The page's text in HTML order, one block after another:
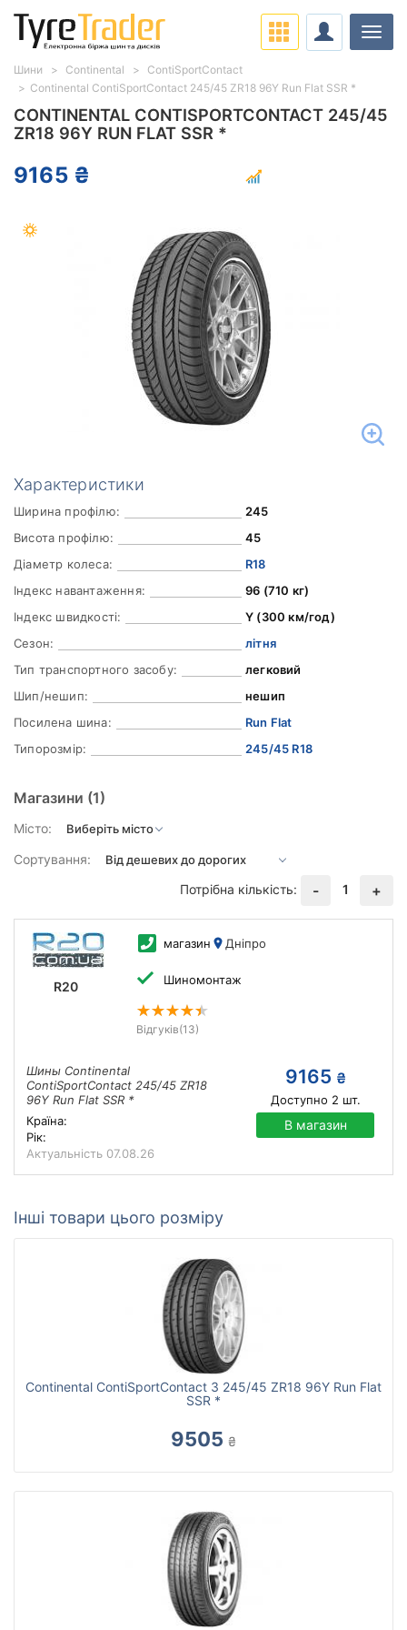
CONTINENTAL CONTISPORTCONTACT 245/45
ZR18 96Y RUN FLAT SSR *
9165 ₴
Характеристики
Ширина профілю:
245
Висота профілю:
45
Діаметр колеса:
R18
Індекс навантаження:
96 (710 кг)
Індекс швидкості:
Y (300 км/год)
Сезон:
літня
Тип транспортного засобу:
легковий
Шип/нешип:
нешип
Посилена шина:
Run Flat
Типорозмір:
245/45 R18
Магазини (1)
Місто:
Сортування:
Потрібна кількість:
- 1 +
R20
магазин Дніпро
Шиномонтаж
Відгуків(13)
Шины Continental
ContiSportContact 245/45 ZR18
96Y Run Flat SSR *
Країна:
Рік:
Актуальність 07.08.26
9165 ₴
Доступно 2 шт.
В магазин
Інші товари цього розміру
Continental ContiSportContact 3 245/45 ZR18 96Y Run Flat
SSR *
9505 ₴
Шини Continental
ContiSportContact
Continental ContiSportContact 245/45 ZR18 96Y Run Flat SSR *